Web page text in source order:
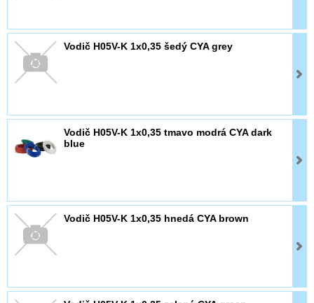
Vodič H05V-K 1x0,35 šedý CYA grey
Vodič H05V-K 1x0,35 tmavo modrá CYA dark
blue
Vodič H05V-K 1x0,35 hnedá CYA brown